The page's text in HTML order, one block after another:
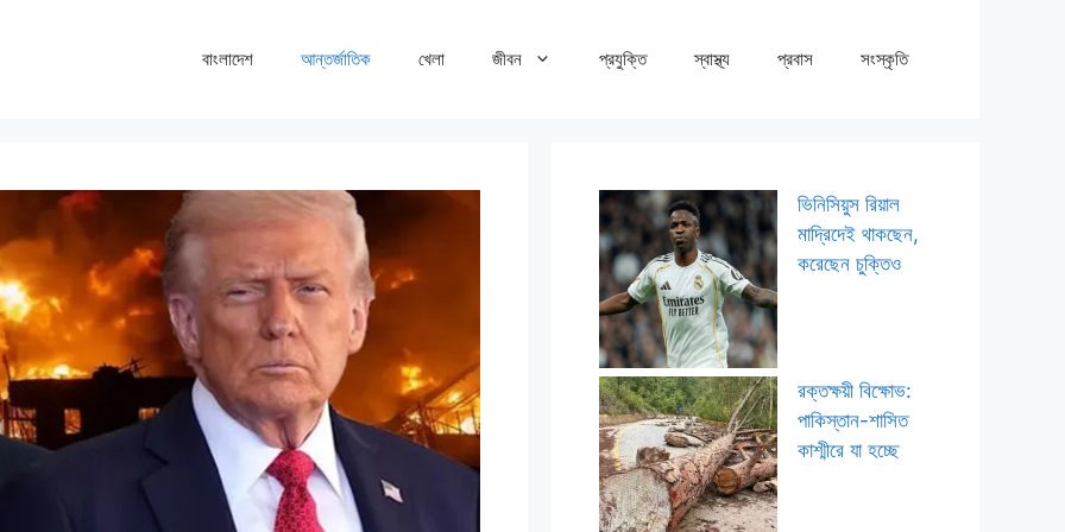
বাংলাদেশ আন্তর্জাতিক খেলা জীবন প্রযুক্তি স্বাস্থ্য প্রবাস সংস্কৃতি
ভিনিসিয়ুস রিয়াল
মাদ্রিদেই থাকছেন,
করেছেন চুক্তিও
রক্তক্ষয়ী বিক্ষোভ:
পাকিস্তান-শাসিত
কাশ্মীরে যা হচ্ছে